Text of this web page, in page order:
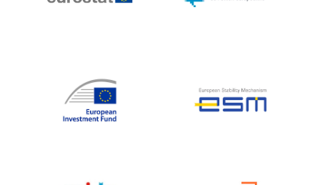
Katharien L.C. Hunt
Klaus-Heiner Lehne
Koen LENAERTS
Lars Heikensten